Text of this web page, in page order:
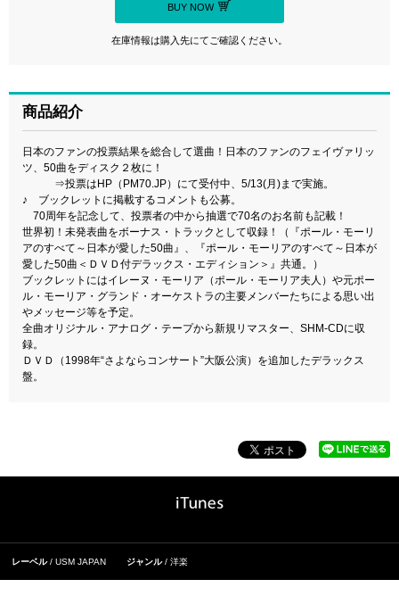
BUY NOW
在庫情報は購入先にてご確認ください。
商品紹介
日本のファンの投票結果を総合して選曲！日本のファンのフェイヴァリッ
ツ、50曲をディスク２枚に！
⇒投票はHP（PM70.JP）にて受付中、5/13(月)まで実施。
♪ ブックレットに掲載するコメントも公募。
70周年を記念して、投票者の中から抽選で70名のお名前も記載！
世界初！未発表曲をボーナス・トラックとして収録！（『ポール・モーリ
アのすべて～日本が愛した50曲』、『ポール・モーリアのすべて～日本が
愛した50曲＜ＤＶＤ付デラックス・エディション＞』共通。）
ブックレットにはイレーヌ・モーリア（ポール・モーリア夫人）や元ポー
ル・モーリア・グランド・オーケストラの主要メンバーたちによる思い出
やメッセージ等を予定。
全曲オリジナル・アナログ・テープから新規リマスター、SHM-CDに収
録。
ＤＶＤ（1998年“さよならコンサート”大阪公演）を追加したデラックス
盤。
レーベル USM JAPAN ジャンル 洋楽